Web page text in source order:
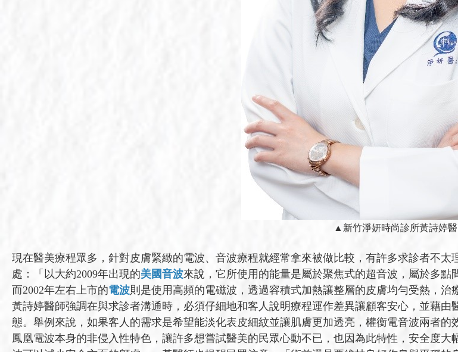
▲新竹淨妍時尚診所黃詩婷
現在醫美療程眾多，針對皮膚緊緻的電波、音波療程就經常拿來被做比較，有許多求診者不
處：「以大約2009年出現的美國音波來說，它所使用的能量是屬於聚焦式的超音波，屬於多
而2002年左右上市的電波則是使用高頻的電磁波，透過容積式加熱讓整層的皮膚均勻受熱，治
黃詩婷醫師強調在與求診者溝通時，必須仔細地和客人說明療程運作差異讓顧客安心，並藉
態。舉例來說，如果客人的需求是希望能淡化表皮細紋並讓肌膚更加透亮，權衡電音波兩者的
鳳凰電波本身的非侵入性特色，讓許多想嘗試醫美的民眾心動不已，也因為此特性，安全度